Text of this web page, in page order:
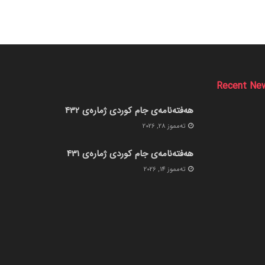
Recent
هەفتەنامەی جام کوردی ژمارەی 432
ته‌مموز 28, 2026
هەفتەنامەی جام کوردی ژمارەی 431
ته‌مموز 14, 2026